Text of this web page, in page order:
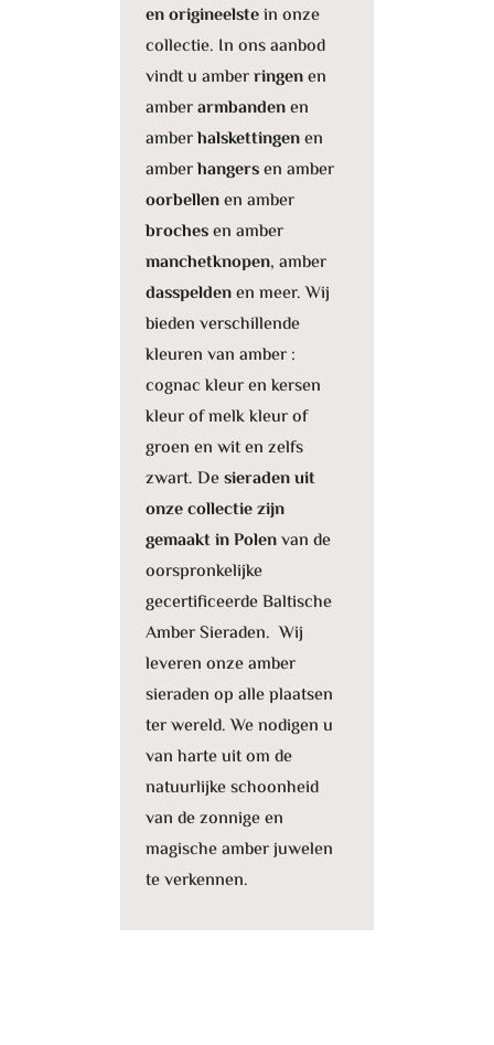
en origineelstein onze
collectie. In ons aanbod
vindt u amberringenen
amberarmbandenen
amberhalskettingenen
amberhangersen amber
oorbellenen amber
brochesen amber
manchetknopen, amber
dasspeldenen meer. Wij
bieden verschillende
kleuren van amber :
cognac kleur en kersen
kleur of melk kleur of
groen en wit en zelfs
zwart. Desieraden uit
onze collectie zijn
gemaakt in Polenvan de
oorspronkelijke
gecertificeerde Baltische
Amber Sieraden. Wij
leveren onze amber
sieraden op alle plaatsen
ter wereld. We nodigen u
van harte uit om de
natuurlijke schoonheid
van de zonnige en
magische amber juwelen
te verkennen.